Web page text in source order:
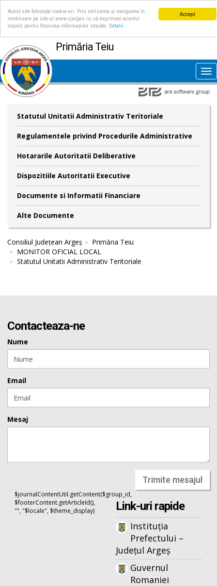
Accept
Acest site folosește cookie-uri. Prin utilizarea și navigarea în
continuare pe site-ul www.cjarges.ro, vă exprimați acordul
expres pentru folosirea informațiilor stocate.
Detalii
Primăria Teiu
Statutul Unitatii Administrativ Teritoriale
Regulamentele privind Procedurile Administrative
Hotararile Autoritatii Deliberative
Dispozitiile Autoritatii Executive
Documente si Informatii Financiare
Alte Documente
Consiliul Județean Argeș
Primăria Teiu
MONITOR OFICIAL LOCAL
Statutul Unitatii Administrativ Teritoriale
Contacteaza-ne
Nume
Email
Mesaj
Trimite mesajul
$journalContentUtil.getContent($group_id,
$footerContent.getArticleId(),
"", "$locale", $theme_display)
Link-uri rapide
Instituția
Prefectului –
Județul Argeș
Guvernul
Romaniei